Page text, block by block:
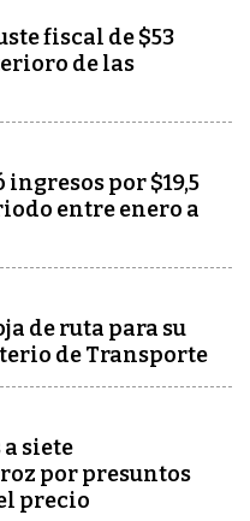
fiscal de $53
de las
por $19,5
entre enero a
de ruta para su
de Transporte
siete
por presuntos
precio